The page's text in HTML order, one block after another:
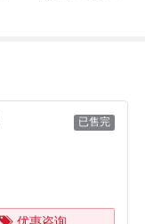
已售完
优惠咨询